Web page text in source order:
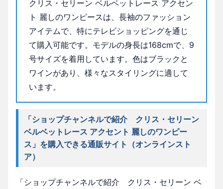
クリス・セリーン ベルベットレース アクセン
ト 麗しのワンピースは、長袖のファッション
アイテムで、特にテレビショッピングを通じ
て購入可能です。モデルの身長は168cmで、9
号サイズを着用しています。色はブラックと
ワインがあり、様々なスタイリングに適して
います。
「ショップチャンネルで紹介 クリス・セリーン
ベルベットレース アクセント 麗しのワンピー
ス」を購入できる通販サイト（オンラインスト
ア）
「ショップチャンネルで紹介 クリス・セリーン ベ